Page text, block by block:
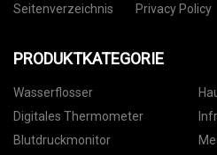
Seitenverzeichnis
Privacy Policy
PRODUKTKATEGORIE
Wasserflosser
Digitales Thermometer
Blutdruckmonitor